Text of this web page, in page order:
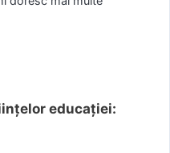
educației: